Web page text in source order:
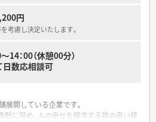
円
考慮し決定いたします。
：00（休憩00分）
数応相談可
開している企業です。
に努め、人の幸せを探求する質の高い接